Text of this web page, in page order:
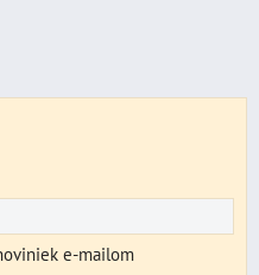
e-mailom